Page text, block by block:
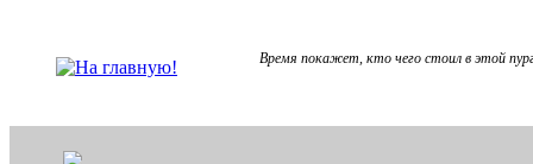
Время покажет, кто чего стоил в этой